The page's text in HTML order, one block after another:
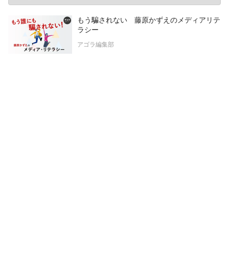
もう騙されない 藤原かずえのメディアリテ
ラシー
アゴラ編集部